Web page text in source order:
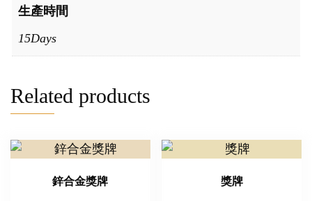
生產時間
15Days
Related products
鋅合金獎牌 獎牌